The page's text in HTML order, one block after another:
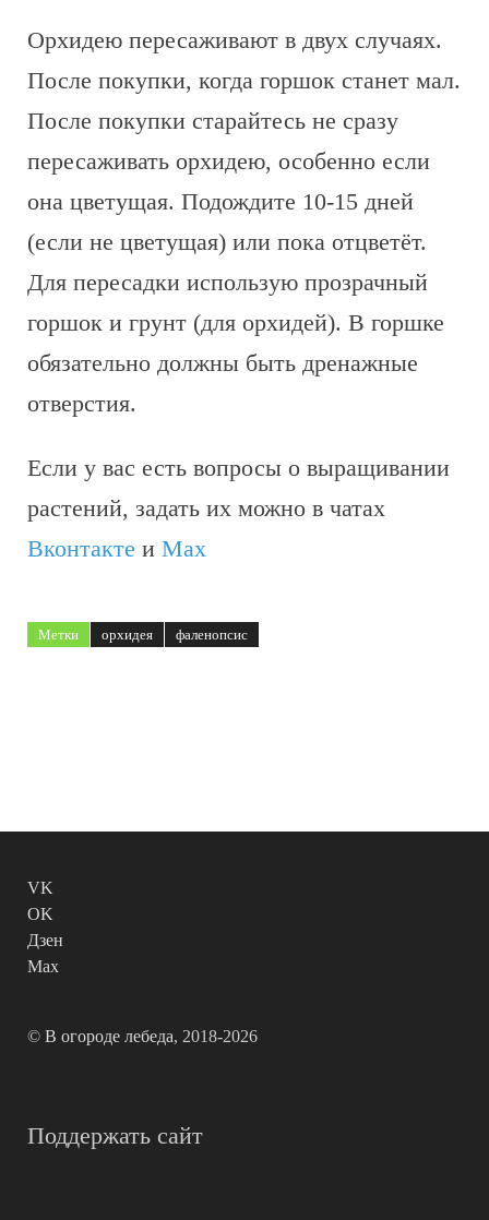
Орхидею пересаживают в двух случаях.
После покупки, когда горшок станет мал.
После покупки старайтесь не сразу
пересаживать орхидею, особенно если
она цветущая. Подождите 10-15 дней
(если не цветущая) или пока отцветёт.
Для пересадки использую прозрачный
горшок и грунт (для орхидей). В горшке
обязательно должны быть дренажные
отверстия.
Если у вас есть вопросы о выращивании
растений, задать их можно в чатах
Вконтакте и Max
Метки орхидея фаленопсис
VK
OK
Дзен
Max
© В огороде лебеда, 2018-2026
Поддержать сайт